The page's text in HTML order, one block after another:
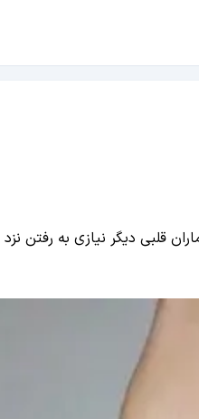
قلب امکان‌پذیر است و ممکن است بیماران قلبی